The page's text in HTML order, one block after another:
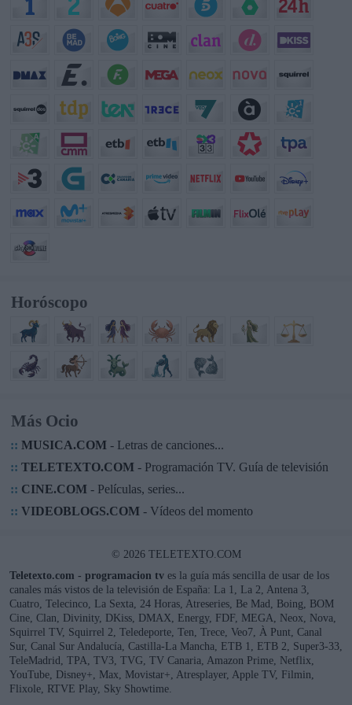
Horóscopo
Más Ocio
:: MUSICA.COM- Letras de canciones...
:: TELETEXTO.COM- Programación TV. Guía de televisión
:: CINE.COM- Películas, series...
:: VIDEOBLOGS.COM- Vídeos del momento
© 2026 TELETEXTO.COM
Teletexto.com - programacion tv es la guía más sencilla de usar de los
canales más vistos de la televisión de España: La 1, La 2, Antena 3,
Cuatro, Telecinco, La Sexta, 24 Horas, Atreseries, Be Mad, Boing, BOM
Cine, Clan, Divinity, DKiss, DMAX, Energy, FDF, MEGA, Neox, Nova,
Squirrel TV, Squirrel 2, Teledeporte, Ten, Trece, Veo7, À Punt, Canal
Sur, Canal Sur Andalucía, Castilla-La Mancha, ETB 1, ETB 2, Super3-33,
TeleMadrid, TPA, TV3, TVG, TV Canaria, Amazon Prime, Netflix,
YouTube, Disney+, Max, Movistar+, Atresplayer, Apple TV, Filmin,
Flixole, RTVE Play, Sky Showtime.